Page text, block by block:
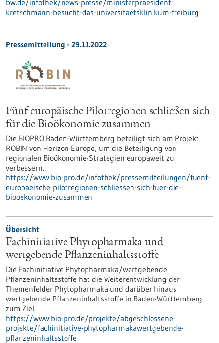
bw.de/infothek/news-presse/ministerpraesident-
kretschmann-besucht-das-universitaetsklinikum-freiburg
Pressemitteilung - 29.11.2022
Fünf europäische Pilotregionen schließen sich
für die Bioökonomie zusammen
Die BIOPRO Baden-Württemberg beteiligt sich am Projekt
ROBIN von Horizon Europe, um die Beteiligung von
regionalen Bioökonomie-Strategien europaweit zu
verbessern.
https://www.bio-pro.de/infothek/pressemitteilungen/fuenf-
europaeische-pilotregionen-schliessen-sich-fuer-die-
biooekonomie-zusammen
Übersicht
Fachinitiative Phytopharmaka und
wertgebende Pflanzeninhaltsstoffe
Die Fachinitiative Phytopharmaka/wertgebende
Pflanzeninhaltsstoffe hat die Weiterentwicklung der
Themenfelder Phytopharmaka und darüber hinaus
wertgebende Pflanzeninhaltsstoffe in Baden-Württemberg
zum Ziel.
https://www.bio-pro.de/projekte/abgeschlossene-
projekte/fachinitiative-phytopharmakawertgebende-
pflanzeninhaltsstoffe